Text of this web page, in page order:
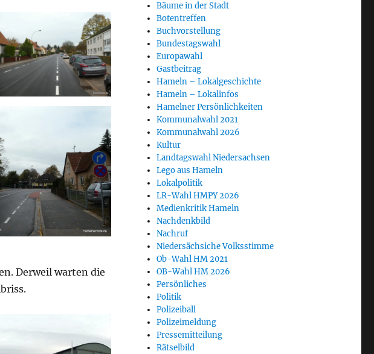
Derweil warten die
Bäume in der Stadt
Botentreffen
Buchvorstellung
Bundestagswahl
Europawahl
Gastbeitrag
Hameln – Lokalgeschichte
Hameln – Lokalinfos
Hamelner Persönlichkeiten
Kommunalwahl 2021
Kommunalwahl 2026
Kultur
Landtagswahl Niedersachsen
Lego aus Hameln
Lokalpolitik
LR-Wahl HMPY 2026
Medienkritik Hameln
Nachdenkbild
Nachruf
Niedersächsiche Volksstimme
Ob-Wahl HM 2021
OB-Wahl HM 2026
Persönliches
Politik
Polizeiball
Polizeimeldung
Pressemitteilung
Rätselbild